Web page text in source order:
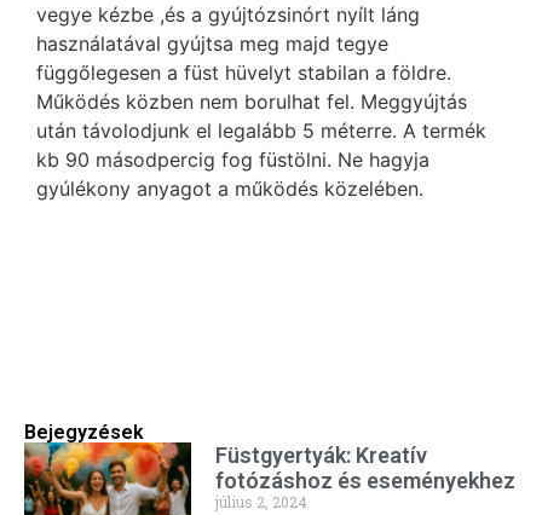
vegye kézbe ,és a gyújtózsinórt nyílt láng
használatával gyújtsa meg majd tegye
függőlegesen a füst hüvelyt stabilan a földre.
Működés közben nem borulhat fel. Meggyújtás
után távolodjunk el legalább 5 méterre. A termék
kb 90 másodpercig fog füstölni. Ne hagyja
gyúlékony anyagot a működés közelében.
Bejegyzések
Füstgyertyák: Kreatív
fotózáshoz és eseményekhez
július 2, 2024